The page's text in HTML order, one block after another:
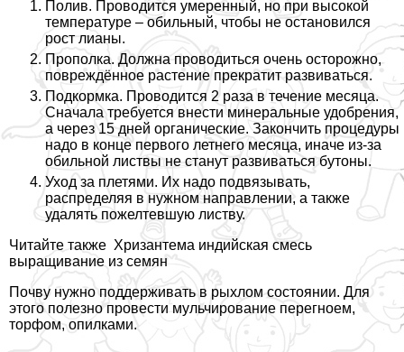
Полив. Проводится умеренный, но при высокой
температуре – обильный, чтобы не остановился
рост лианы.
Прополка. Должна проводиться очень осторожно,
повреждённое растение прекратит развиваться.
Подкормка. Проводится 2 раза в течение месяца.
Сначала требуется внести минеральные удобрения,
а через 15 дней органические. Закончить процедуры
надо в конце первого летнего месяца, иначе из-за
обильной листвы не станут развиваться бутоны.
Уход за плетями. Их надо подвязывать,
распределяя в нужном направлении, а также
удалять пожелтевшую листву.
Читайте также Хризантема индийская смесь
выращивание из семян
Почву нужно поддерживать в рыхлом состоянии. Для
этого полезно провести мульчирование перегноем,
торфом, опилками.